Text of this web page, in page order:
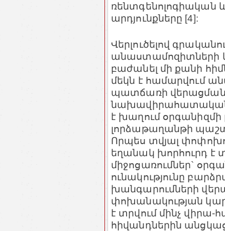
ռենտգենոլոգիական
արդյունքները [4]:
Վերլուծելով
անաստամոզիտների
բաժանել մի քանի
մեկն է համարվում
պատճառի
նախավիրահատական
է խաղում օրգանիզմի
լորձաթաղանթի
Որպես տվյալ
եղանակ խորհուրդ է
միջոցառումներ`
ունակությունը
խանգարումների
փոխանակության
է տրվում մինչ վիրա-
հիվանդներին